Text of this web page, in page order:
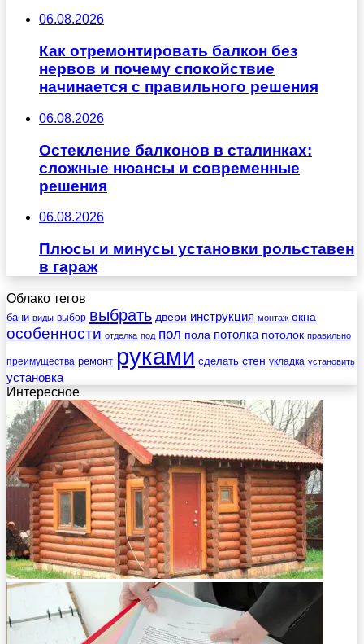
06.08.2026
Как отремонтировать балкон без
нервов и почему спокойствие
начинается с правильного решения
06.08.2026
Остекление балконов в сталинках:
сложные нюансы и современные
решения
06.08.2026
Плюсы и минусы установки рольставен
в гараж
Облако тегов
бани виды выбор выбрать двери инструкция монтаж окна
особенности отделка под пол пола потолка потолок правильно
преимущества ремонт руками сделать стен укладка установить
установка
Интересное